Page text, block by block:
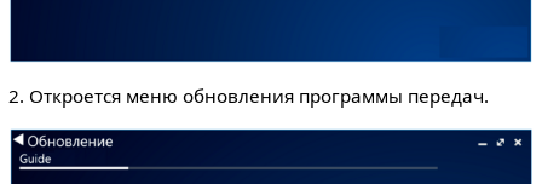
2. Откроется меню обновления программы передач.